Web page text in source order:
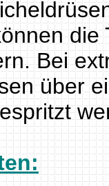
die
Bei
über